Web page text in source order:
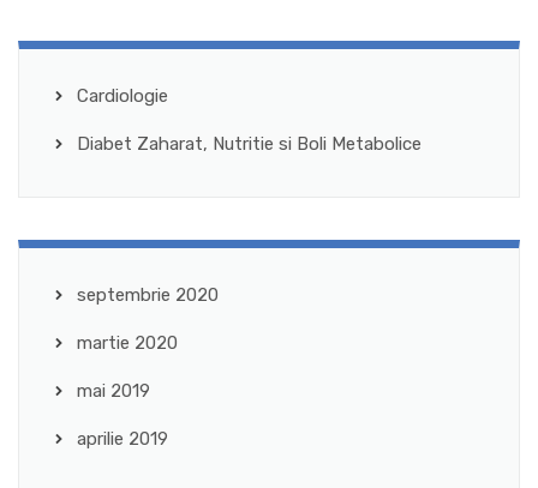
Cardiologie
Diabet Zaharat, Nutritie si Boli Metabolice
septembrie 2020
martie 2020
mai 2019
aprilie 2019